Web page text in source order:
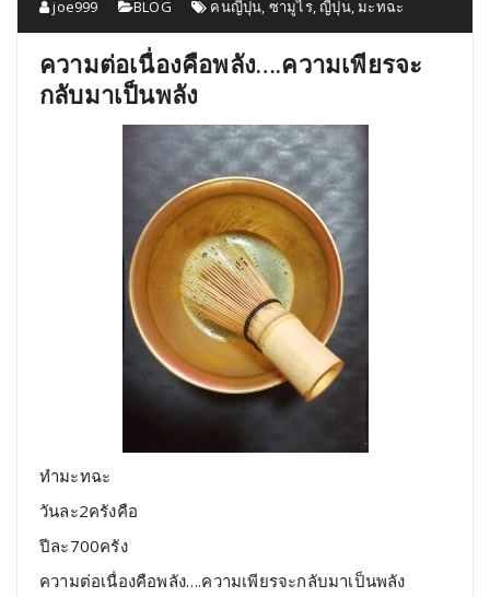
joe999 BLOG คนญีปุน, ซามูไร,ญีปุน,มะทฉะ
ความต่อเนื่องคือพลัง….ความเพียรจะ
กลับมาเป็นพลัง
ทำมะทฉะ
วันละ2ครังคือ
ปีละ700ครัง
ความต่อเนื่องคือพลัง….ความเพียรจะกลับมาเป็นพลัง